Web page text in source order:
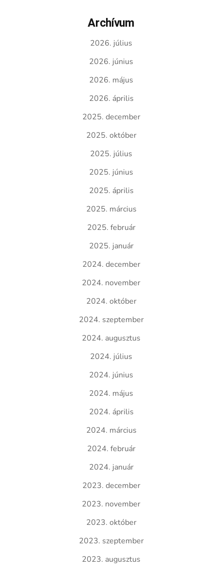
Archívum
2026. július
2026. június
2026. május
2026. április
2025. december
2025. október
2025. július
2025. június
2025. április
2025. március
2025. február
2025. január
2024. december
2024. november
2024. október
2024. szeptember
2024. augusztus
2024. július
2024. június
2024. május
2024. április
2024. március
2024. február
2024. január
2023. december
2023. november
2023. október
2023. szeptember
2023. augusztus